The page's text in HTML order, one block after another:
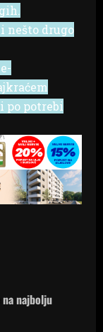
nešto drugo
po potrebi
najbolju